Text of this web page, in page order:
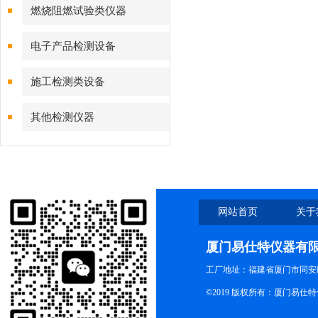
燃烧阻燃试验类仪器
电子产品检测设备
施工检测类设备
其他检测仪器
网站首页 关
厦门易仕特仪器有
工厂地址：福建省厦门市同
©2019 版权所有：厦门易仕